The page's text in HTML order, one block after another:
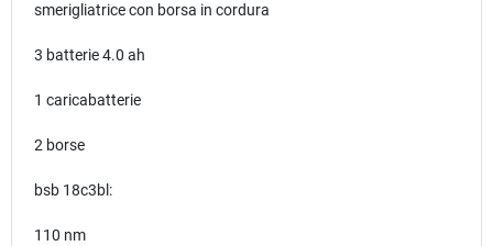
smerigliatrice con borsa in cordura
3 batterie 4.0 ah
1 caricabatterie
2 borse
bsb 18c3bl:
110 nm